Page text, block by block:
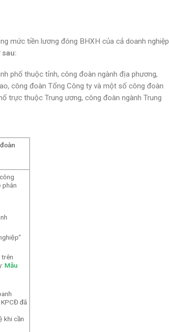
mức tiền lương đóng BHXH của cả doanh nghiệp
phố thuộc tỉnh, công đoàn ngành địa phương,
công đoàn Tổng Công ty và một số công đoàn
trực thuộc Trung ương, công đoàn ngành Trung
phân
trên
Mẫu
đã
khi cần